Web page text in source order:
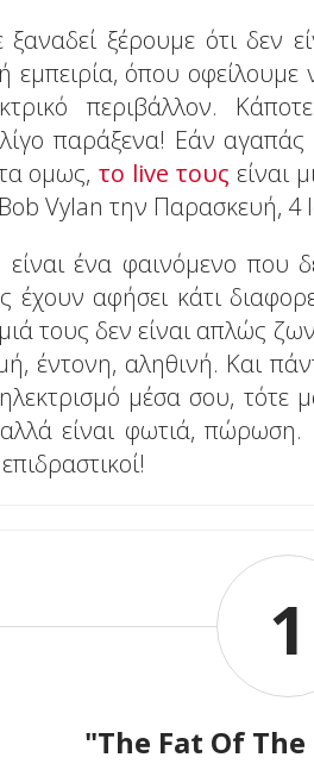
ξέρουμε ότι δεν
εμπειρία, όπου
περιβάλλον.
παράξενα! Εάν
ομως, το live τους είναι
Vylan την Παρασκευή, 4
ένα φαινόμενο που
έχουν αφήσει κάτι
τους δεν είναι απλώς
έντονη, αληθινή. Και
μέσα σου, τότε
είναι φωτιά,
1
"The Fat Οf Τhe